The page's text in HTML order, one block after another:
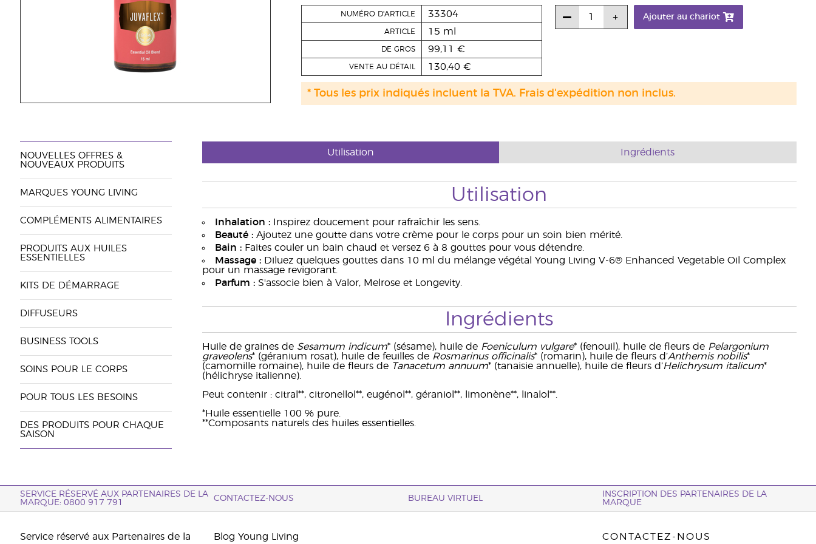
NUMÉRO D'ARTICLE 33304
ARTICLE 15 ml
DE GROS 99,11 €
VENTE AU DÉTAIL 130,40 €
Ajouter au chariot
* Tous les prix indiqués incluent la TVA. Frais d'expédition non inclus.
NOUVELLES OFFRES &
NOUVEAUX PRODUITS
MARQUES YOUNG LIVING
COMPLÉMENTS ALIMENTAIRES
PRODUITS AUX HUILES
ESSENTIELLES
KITS DE DÉMARRAGE
DIFFUSEURS
BUSINESS TOOLS
SOINS POUR LE CORPS
POUR TOUS LES BESOINS
DES PRODUITS POUR CHAQUE
SAISON
Utilisation Ingrédients
Utilisation
Inhalation :Inspirez doucement pour rafraîchir les sens.
Beauté :Ajoutez une goutte dans votre crème pour le corps pour un soin bien mérité.
Bain :Faites couler un bain chaud et versez 6 à 8 gouttes pour vous détendre.
Massage :Diluez quelques gouttes dans 10 ml du mélange végétal Young Living V-6® Enhanced Vegetable Oil Complex
pour un massage revigorant.
Parfum :S'associe bien à Valor, Melrose et Longevity.
Ingrédients
Huile de graines de Sesamum indicum* (sésame), huile de Foeniculum vulgare* (fenouil), huile de fleurs de Pelargonium
graveolens* (géranium rosat), huile de feuilles de Rosmarinus officinalis* (romarin), huile de fleurs d’Anthemis nobilis*
(camomille romaine), huile de fleurs de Tanacetum annuum* (tanaisie annuelle), huile de fleurs d’Helichrysum italicum*
(hélichryse italienne).
Peut contenir : citral**, citronellol**, eugénol**, géraniol**, limonène**, linalol**.
*Huile essentielle 100 % pure.
**Composants naturels des huiles essentielles.
SERVICE RÉSERVÉ AUX PARTENAIRES DE LA
MARQUE: 0800 917 791
CONTACTEZ-NOUS BUREAU VIRTUEL
INSCRIPTION DES PARTENAIRES DE LA
MARQUE
Service réservé aux Partenaires de la Blog Young Living CONTACTEZ-NOUS